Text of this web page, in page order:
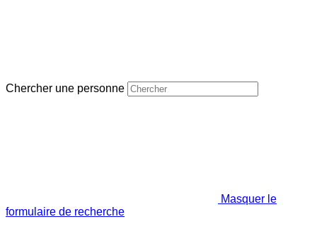
Chercher une personne
Masquer le
formulaire de recherche